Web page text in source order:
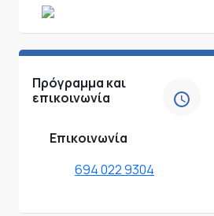
Πρόγραμμα και
επικοινωνία
Επικοινωνία
694 022 9304